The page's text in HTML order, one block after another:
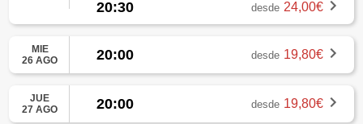
20:30 desde 24,00€
MIE
26 AGO
20:00 desde 19,80€
JUE
27 AGO
20:00 desde 19,80€